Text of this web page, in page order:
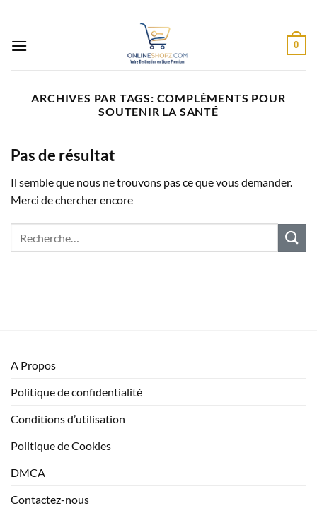
contenu
0
ARCHIVES PAR TAGS: COMPLÉMENTS POUR
SOUTENIR LA SANTÉ
Pas de résultat
Il semble que nous ne trouvons pas ce que vous demander.
Merci de chercher encore
A Propos
Politique de confidentialité
Conditions d’utilisation
Politique de Cookies
DMCA
Contactez-nous